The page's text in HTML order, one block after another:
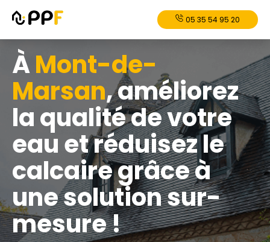
05 35 54 95 20
ÀMont-de-
Marsan, améliorez
la qualité de votre
eau et réduisez le
calcaire grâce à
une solution sur-
mesure !